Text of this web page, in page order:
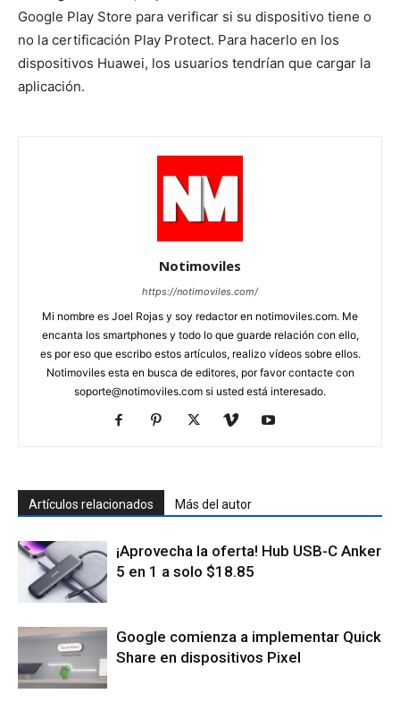
Google Play Store para verificar si su dispositivo tiene o
no la certificación Play Protect. Para hacerlo en los
dispositivos Huawei, los usuarios tendrían que cargar la
aplicación.
Notimoviles
https://notimoviles.com/
Mi nombre es Joel Rojas y soy redactor en notimoviles.com. Me
encanta los smartphones y todo lo que guarde relación con ello,
es por eso que escribo estos artículos, realizo vídeos sobre ellos.
Notimoviles esta en busca de editores, por favor contacte con
soporte@notimoviles.com si usted está interesado.
Artículos relacionados Más del autor
¡Aprovecha la oferta! Hub USB-C Anker
5 en 1 a solo $18.85
Google comienza a implementar Quick
Share en dispositivos Pixel